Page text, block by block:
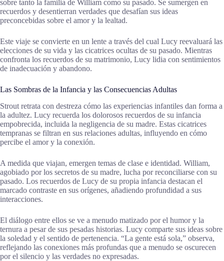
sobre tanto la familia de William como su pasado. Se sumergen en
recuerdos y desentierran verdades que desafían sus ideas
preconcebidas sobre el amor y la lealtad.
Este viaje se convierte en un lente a través del cual Lucy reevaluará las
elecciones de su vida y las cicatrices ocultas de su pasado. Mientras
confronta los recuerdos de su matrimonio, Lucy lidia con sentimientos
de inadecuación y abandono.
Las Sombras de la Infancia y las Consecuencias Adultas
Strout retrata con destreza cómo las experiencias infantiles dan forma a
la adultez. Lucy recuerda los dolorosos recuerdos de su infancia
empobrecida, incluida la negligencia de su madre. Estas cicatrices
tempranas se filtran en sus relaciones adultas, influyendo en cómo
percibe el amor y la conexión.
A medida que viajan, emergen temas de clase e identidad. William,
agobiado por los secretos de su madre, lucha por reconciliarse con su
pasado. Los recuerdos de Lucy de su propia infancia destacan el
marcado contraste en sus orígenes, añadiendo profundidad a sus
interacciones.
El diálogo entre ellos se ve a menudo matizado por el humor y la
ternura a pesar de sus pesadas historias. Lucy comparte sus ideas sobre
la soledad y el sentido de pertenencia. “La gente está sola,” observa,
reflejando las conexiones más profundas que a menudo se oscurecen
por el silencio y las verdades no expresadas.